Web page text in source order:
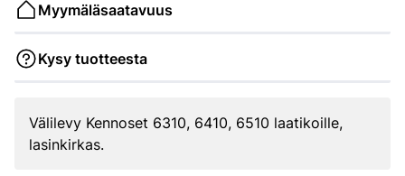
Myymäläsaatavuus
Kysy tuotteesta
Välilevy Kennoset 6310, 6410, 6510 laatikoille,
lasinkirkas.